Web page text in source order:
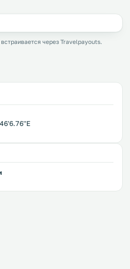
через Travelpayouts.